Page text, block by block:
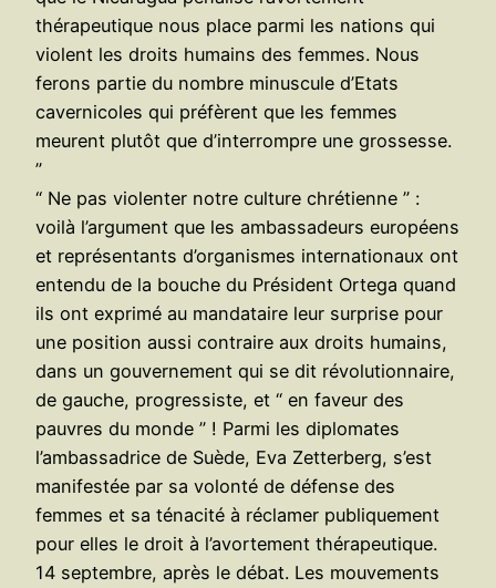
thérapeutique nous place parmi les nations qui
violent les droits humains des femmes. Nous
ferons partie du nombre minuscule d’Etats
cavernicoles qui préfèrent que les femmes
meurent plutôt que d’interrompre une grossesse.
”
“ Ne pas violenter notre culture chrétienne ” :
voilà l’argument que les ambassadeurs européens
et représentants d’organismes internationaux ont
entendu de la bouche du Président Ortega quand
ils ont exprimé au mandataire leur surprise pour
une position aussi contraire aux droits humains,
dans un gouvernement qui se dit révolutionnaire,
de gauche, progressiste, et “ en faveur des
pauvres du monde ” ! Parmi les diplomates
l’ambassadrice de Suède, Eva Zetterberg, s’est
manifestée par sa volonté de défense des
femmes et sa ténacité à réclamer publiquement
pour elles le droit à l’avortement thérapeutique.
14 septembre, après le débat. Les mouvements